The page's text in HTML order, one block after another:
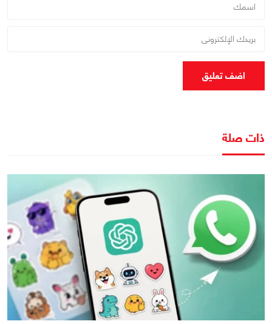
اضف تعليق
ذات صلة